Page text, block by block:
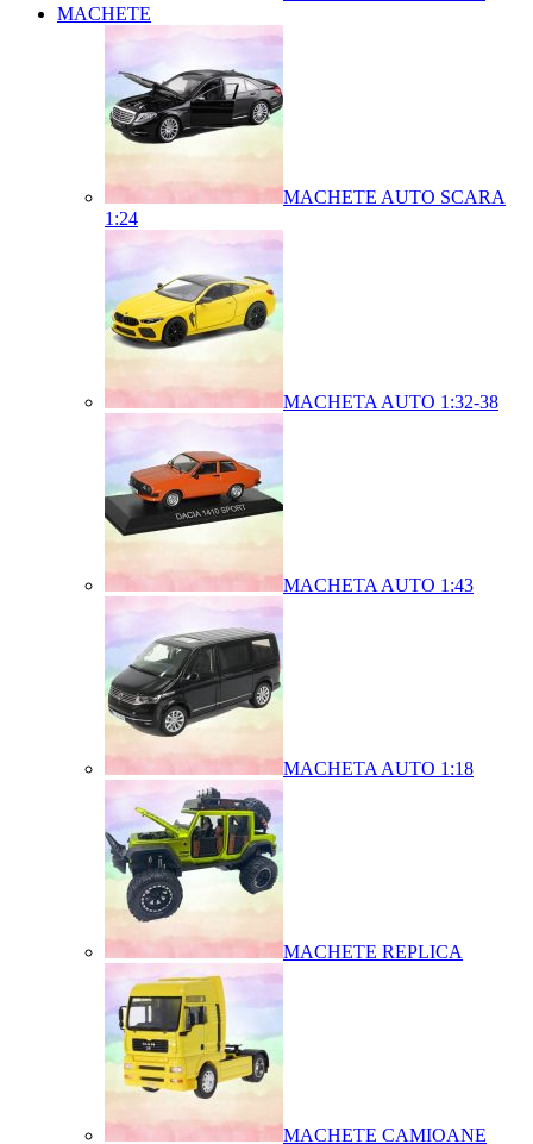
MACHETE
MACHETE AUTO SCARA
1:24
MACHETA AUTO 1:32-38
MACHETA AUTO 1:43
MACHETA AUTO 1:18
MACHETE REPLICA
MACHETE CAMIOANE